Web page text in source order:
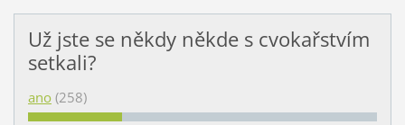
Už jste se někdy někde s cvokařstvím
setkali?
ano (258)